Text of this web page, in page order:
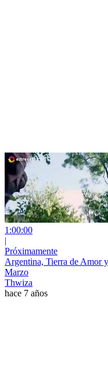
1:00:00
|
Próximamente
Argentina, Tierra de Amor
Marzo
Thwiza
hace 7 años